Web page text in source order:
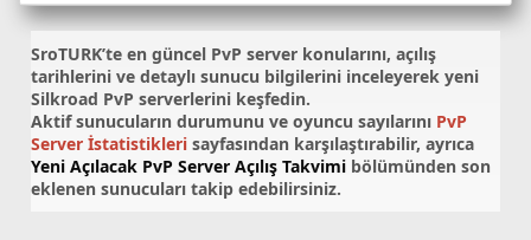
SroTURK’te en güncel PvP server konularını, açılış
tarihlerini ve detaylı sunucu bilgilerini inceleyerek yeni
Silkroad PvP serverlerini keşfedin.
Aktif sunucuların durumunu ve oyuncu sayılarını PvP
Server İstatistikleri sayfasından karşılaştırabilir, ayrıca
Yeni Açılacak PvP Server Açılış Takvimi bölümünden son
eklenen sunucuları takip edebilirsiniz.